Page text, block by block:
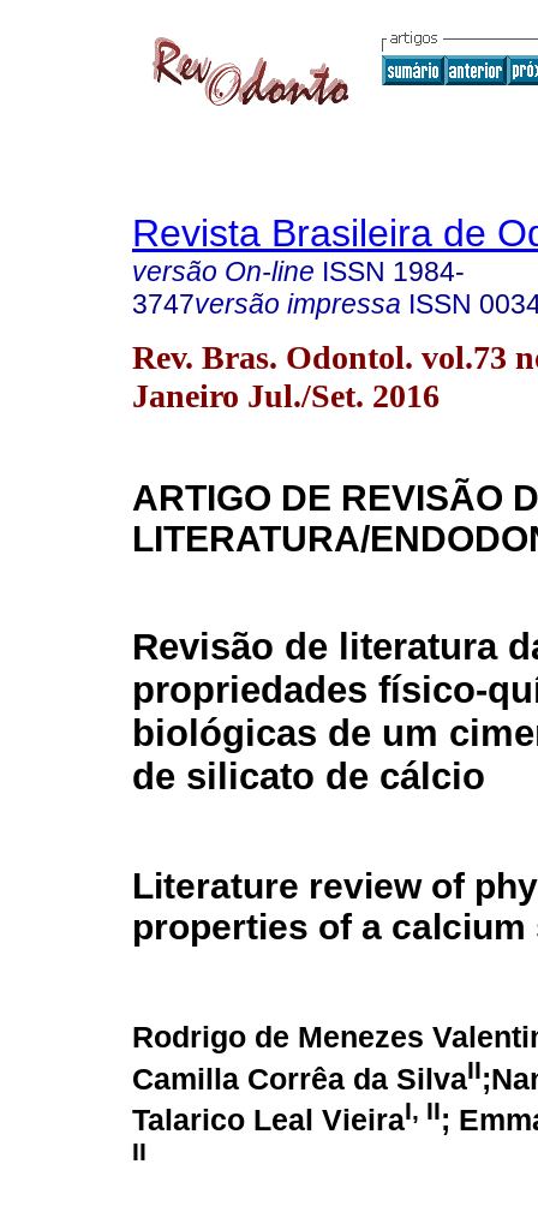
Revista Brasileira de
versão On-line ISSN 1984-
3747versão impressa ISSN
Rev. Bras. Odontol. vol.73
Janeiro Jul./Set. 2016
ARTIGO DE REVISÃO
LITERATURA/
Revisão de literatura
propriedades físico-
biológicas de um
de silicato de cálcio
Literature review of
properties of a
Rodrigo de Menezes
Camilla Corrêa da SilvaII
Talarico Leal VieiraI, II;
II